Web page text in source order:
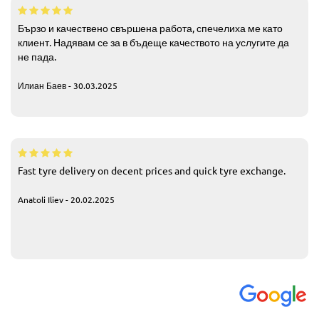
Бързо и качествено свършена работа, спечелиха ме като
клиент. Надявам се за в бъдеще качеството на услугите да
не пада.
Илиан Баев - 30.03.2025
Fast tyre delivery on decent prices and quick tyre exchange.
Anatoli Iliev - 20.02.2025